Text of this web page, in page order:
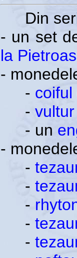
Din
- un set
la
-
- coiful
-
- un
-
-
-
-
-
-